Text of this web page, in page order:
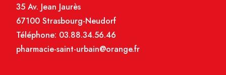
35 Av. Jean Jaurès
67100 Strasbourg-Neudorf
Téléphone: 03.88.34.56.46
pharmacie-saint-urbain@orange.fr